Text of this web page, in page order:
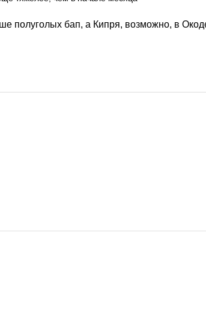
полуголых бап, а Кипря, возможно, в